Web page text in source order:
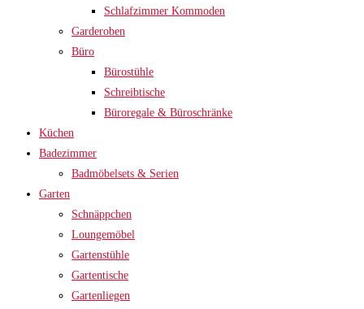
Schlafzimmer Kommoden
Garderoben
Büro
Bürostühle
Schreibtische
Büroregale & Büroschränke
Küchen
Badezimmer
Badmöbelsets & Serien
Garten
Schnäppchen
Loungemöbel
Gartenstühle
Gartentische
Gartenliegen